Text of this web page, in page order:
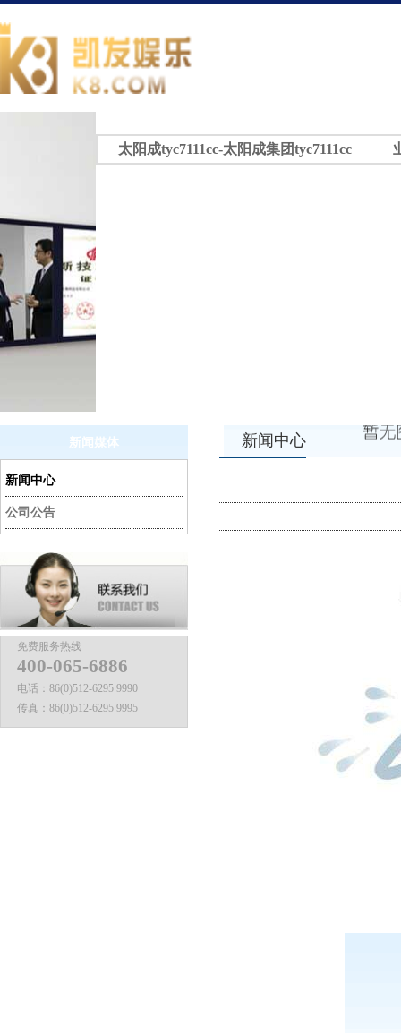
太阳成tyc7111cc-太阳成集团tyc7111cc
新闻媒体
新闻中心
公司公告
免费服务热线
400-065-6886
电话： 86(0)512-6295 9990
传真： 86(0)512-6295 9995
新闻中心